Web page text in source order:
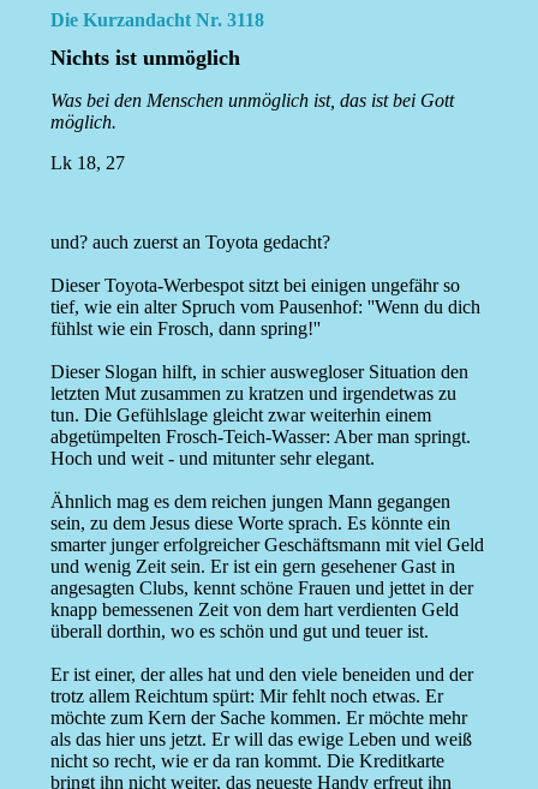
Die Kurzandacht Nr. 3118
Nichts ist unmöglich
Was bei den Menschen unmöglich ist, das ist bei Gott
möglich.
Lk 18, 27
und? auch zuerst an Toyota gedacht?
Dieser Toyota-Werbespot sitzt bei einigen ungefähr so
tief, wie ein alter Spruch vom Pausenhof: ''Wenn du dich
fühlst wie ein Frosch, dann spring!''
Dieser Slogan hilft, in schier auswegloser Situation den
letzten Mut zusammen zu kratzen und irgendetwas zu
tun. Die Gefühlslage gleicht zwar weiterhin einem
abgetümpelten Frosch-Teich-Wasser: Aber man springt.
Hoch und weit - und mitunter sehr elegant.
Ähnlich mag es dem reichen jungen Mann gegangen
sein, zu dem Jesus diese Worte sprach. Es könnte ein
smarter junger erfolgreicher Geschäftsmann mit viel Geld
und wenig Zeit sein. Er ist ein gern gesehener Gast in
angesagten Clubs, kennt schöne Frauen und jettet in der
knapp bemessenen Zeit von dem hart verdienten Geld
überall dorthin, wo es schön und gut und teuer ist.
Er ist einer, der alles hat und den viele beneiden und der
trotz allem Reichtum spürt: Mir fehlt noch etwas. Er
möchte zum Kern der Sache kommen. Er möchte mehr
als das hier uns jetzt. Er will das ewige Leben und weiß
nicht so recht, wie er da ran kommt. Die Kreditkarte
bringt ihn nicht weiter, das neueste Handy erfreut ihn